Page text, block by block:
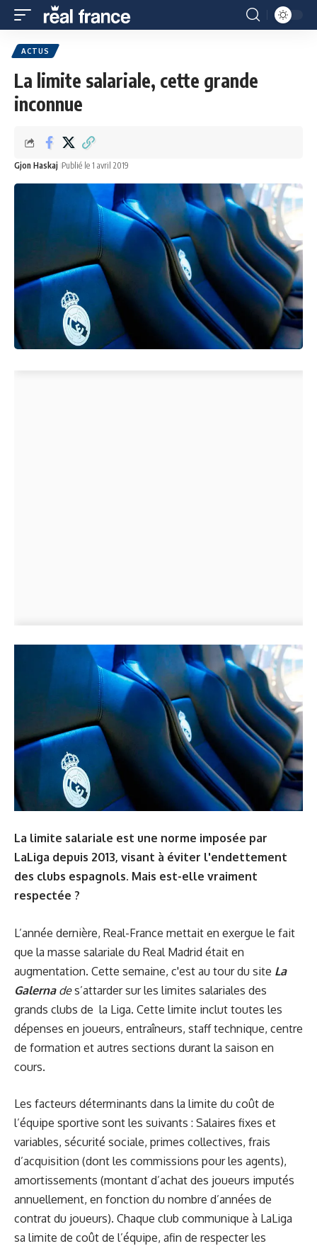
ACTUS
La limite salariale, cette grande
inconnue
Gjon Haskaj Publié le 1 avril 2019
La limite salariale est une norme imposée par
LaLiga depuis 2013, visant à éviter l'endettement
des clubs espagnols. Mais est-elle vraiment
respectée ?
L’année dernière, Real-France mettait en exergue le fait
que la masse salariale du Real Madrid était en
augmentation. Cette semaine, c'est au tour du site La
Galernades’attarder sur les limites salariales des
grands clubs de la Liga. Cette limite inclut toutes les
dépenses en joueurs, entraîneurs, staff technique, centre
de formation et autres sections durant la saison en
cours.
Les facteurs déterminants dans la limite du coût de
l’équipe sportive sont les suivants : Salaires fixes et
variables, sécurité sociale, primes collectives, frais
d’acquisition (dont les commissions pour les agents),
amortissements (montant d’achat des joueurs imputés
annuellement, en fonction du nombre d’années de
contrat du joueurs). Chaque club communique à LaLiga
sa limite de coût de l’équipe, afin de respecter les